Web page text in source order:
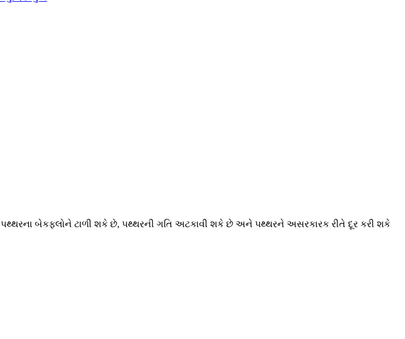
બેકફ્લોને ટાળી શકે છે, પથ્થરની ગતિ અટકાવી શકે છે અને પથ્થરને અસરકારક રીતે દૂર કરી શકે